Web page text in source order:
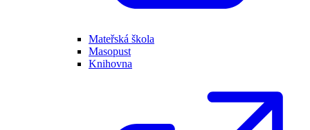
Mateřská škola
Masopust
Knihovna